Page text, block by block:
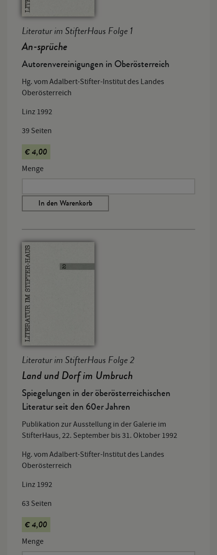
Literatur im StifterHaus Folge 1
An-sprüche
Autorenvereinigungen in Oberösterreich
Hg. vom Adalbert-Stifter-Institut des Landes
Oberösterreich
Linz 1992
39 Seiten
€ 4,00
Menge
In den Warenkorb
Literatur im StifterHaus Folge 2
Land und Dorf im Umbruch
Spiegelungen in der öberösterreichischen
Literatur seit den 60er Jahren
Publikation zur Ausstellung in der Galerie im
StifterHaus, 22. September bis 31. Oktober 1992
Hg. vom Adalbert-Stifter-Institut des Landes
Oberösterreich
Linz 1992
63 Seiten
€ 4,00
Menge